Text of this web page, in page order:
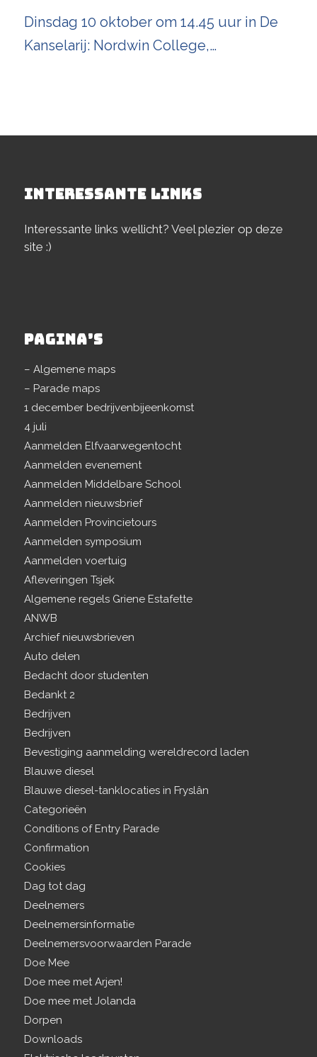
Dinsdag 10 oktober om 14.45 uur in De
Kanselarij: Nordwin College,…
INTERESSANTE LINKS
Interessante links wellicht? Veel plezier op deze
site :)
PAGINA’S
– Algemene maps
– Parade maps
1 december bedrijvenbijeenkomst
4 juli
Aanmelden Elfvaarwegentocht
Aanmelden evenement
Aanmelden Middelbare School
Aanmelden nieuwsbrief
Aanmelden Provincietours
Aanmelden symposium
Aanmelden voertuig
Afleveringen Tsjek
Algemene regels Griene Estafette
ANWB
Archief nieuwsbrieven
Auto delen
Bedacht door studenten
Bedankt 2
Bedrijven
Bedrijven
Bevestiging aanmelding wereldrecord laden
Blauwe diesel
Blauwe diesel-tanklocaties in Fryslân
Categorieën
Conditions of Entry Parade
Confirmation
Cookies
Dag tot dag
Deelnemers
Deelnemersinformatie
Deelnemersvoorwaarden Parade
Doe Mee
Doe mee met Arjen!
Doe mee met Jolanda
Dorpen
Downloads